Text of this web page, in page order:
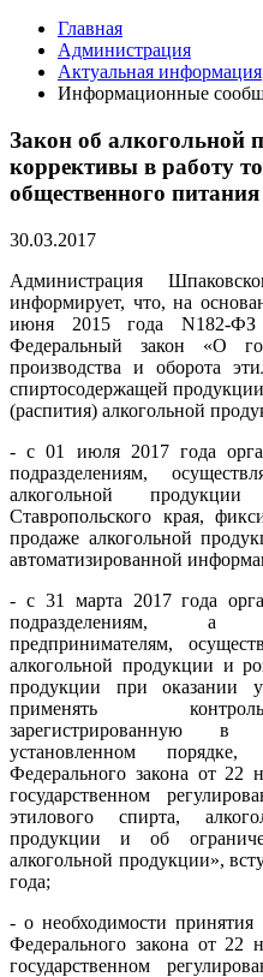
Главная
Администрация
Актуальная информация
Информационные
Закон об алкогольной
коррективы в работу
общественного питания
30.03.2017
Администрация
информирует, что, на
июня 2015 года N182-
Федеральный закон «О
производства и оборота
спиртосодержащей
(распития) алкогольной
- с 01 июля 2017 года
подразделениям,
алкогольной
Ставропольского края,
продаже алкогольной
автоматизированной
- с 31 марта 2017 года
подразделениям, а
предпринимателям,
алкогольной продукции и
продукции при оказании
применять
зарегистрированную
установленном
Федерального закона от
государственном
этилового спирта,
продукции и об
алкогольной продукции»,
года;
- о необходимости
Федерального закона от
государственном